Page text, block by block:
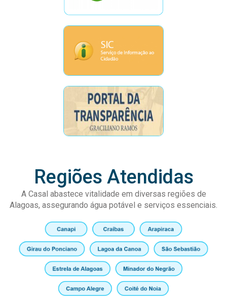
Regiões Atendidas
A Casal abastece vitalidade em diversas regiões de
Alagoas, assegurando água potável e serviços essenciais.